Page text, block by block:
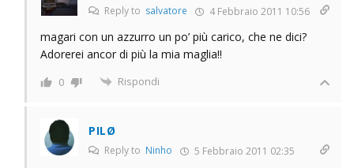
Reply to salvatore 4 Febbraio 2011 10:56
magari con un azzurro un po’ più carico, che ne dici?
Adorerei ancor di più la mia maglia!!
0 Rispondi
PILØ
Reply to Ninho 5 Febbraio 2011 02:35